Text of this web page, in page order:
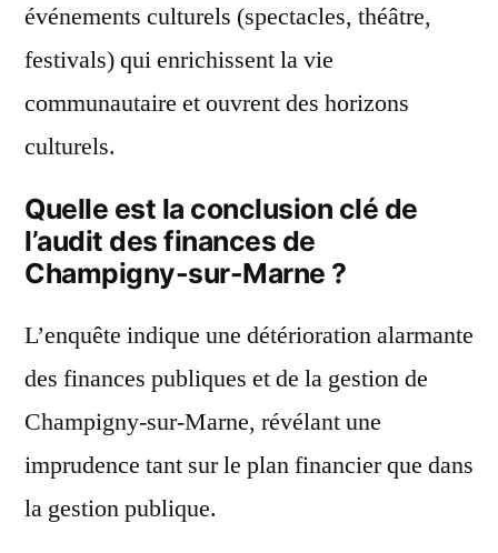
événements culturels (spectacles, théâtre,
festivals) qui enrichissent la vie
communautaire et ouvrent des horizons
culturels.
Quelle est la conclusion clé de
l’audit des finances de
Champigny-sur-Marne ?
L’enquête indique une détérioration alarmante
des finances publiques et de la gestion de
Champigny-sur-Marne, révélant une
imprudence tant sur le plan financier que dans
la gestion publique.